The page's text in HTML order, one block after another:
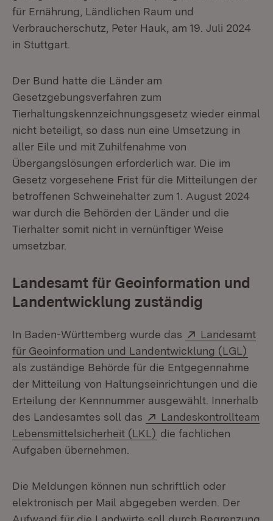
für Ernährung, Ländlichen Raum und
Verbraucherschutz, Peter Hauk, am 19. Juli 2024
in Stuttgart.
Der Bund hatte die Länder am
Gesetzgebungsverfahren zum
Tierhaltungskennzeichnungsgesetz wieder einmal
nicht beteiligt, so dass nun eine Umsetzung in
aller Eile und mit Zuhilfenahme von
Übergangslösungen erforderlich war. Die im
Gesetz vorgesehene Frist für die Mitteilungen der
betroffenen Schweinehalter zum 1. August 2024
war durch die Behörden der Länder und die
Tierhalter somit nicht in vernünftiger Weise
umsetzbar.
Landesamt für Geoinformation und
Landentwicklung zuständig
In Baden-Württemberg wurde das Extern:
Landesamt
für Geoinformation und Landentwicklung (LGL)
als zuständige Behörde für die Entgegennahme
der Mitteilung von Haltungseinrichtungen und die
Erteilung der Kennnummer ausgewählt. Innerhalb
des Landesamtes soll das
Extern:
Landeskontrollteam
Lebensmittelsicherheit (LKL) (Öffnet in neuem
die fachlichen
Aufgaben übernehmen.
Die Meldungen können nun schriftlich oder
elektronisch per Mail abgegeben werden. Der